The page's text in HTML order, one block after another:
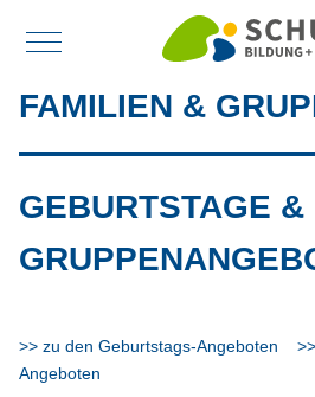
Mobile Menu Toggle
FAMILIEN &
GEBURTSTAGE &
>> zu den Geburtstags-Angeboten
Angeboten